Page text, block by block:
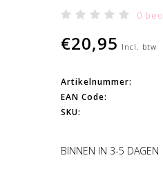
0
€20,95 Incl. btw
Artikelnummer:
EAN Code:
SKU:
BINNEN IN 3-5 DAGEN